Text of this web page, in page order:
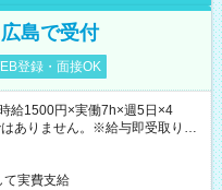
島で受付
登録・面接OK
給1500円×実働7h×週5日×4
ありません。※給与即受取りサ
て実費支給